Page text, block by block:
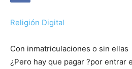
Religión Digital
Con inmatriculaciones o sin ellas
¿Pero hay que pagar ?por entrar